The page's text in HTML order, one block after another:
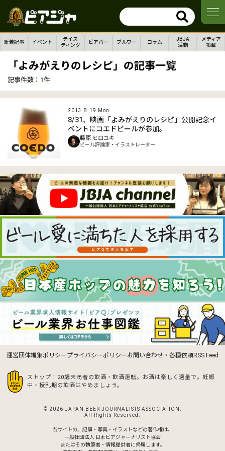
新着記事 イベント
テイス
ティング
ビアバー ブルワー コラム
JBJA
活動
メディア
掲載
「よみがえりのレシピ」の記事一覧
記事件数： 1件
2013.8.19 Mon.
8/31、映画「よみがえりのレシピ」公開記念イ
ベントにコエドビールが参加。
藤原 ヒロユキ
ビール評論家・イラストレーター
運営団体編集ポリシープライバシーポリシーお問い合わせ・各種依頼RSS Feed
ストップ！20歳未満者の飲酒・飲酒運転。お酒は楽しく適量で。 妊娠
中・授乳期の飲酒はやめましょう。
© 2026 JAPAN BEER JOURNALISTS ASSOCIATION.
All Rights Reserved.
当サイトの、記事・写真・イラストなどの著作権は、
一般社団法人 日本ビアジャーナリスト協会
またはその執筆者・情報提供者に帰属します。